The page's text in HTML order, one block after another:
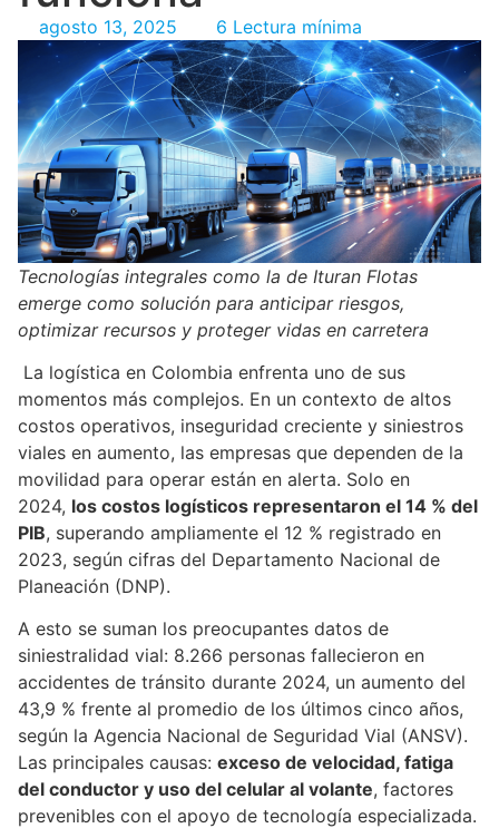
agosto 13, 2025 6 Lectura mínima
Tecnologías integrales como la de Ituran Flotas
emerge como solución para anticipar riesgos,
optimizar recursos y proteger vidas en carretera
La logística en Colombia enfrenta uno de sus
momentos más complejos. En un contexto de altos
costos operativos, inseguridad creciente y siniestros
viales en aumento, las empresas que dependen de la
movilidad para operar están en alerta. Solo en
2024, los costos logísticos representaron el 14 % del
PIB, superando ampliamente el 12 % registrado en
2023, según cifras del Departamento Nacional de
Planeación (DNP).
A esto se suman los preocupantes datos de
siniestralidad vial: 8.266 personas fallecieron en
accidentes de tránsito durante 2024, un aumento del
43,9 % frente al promedio de los últimos cinco años,
según la Agencia Nacional de Seguridad Vial (ANSV).
Las principales causas: exceso de velocidad, fatiga
del conductor y uso del celular al volante, factores
prevenibles con el apoyo de tecnología especializada.